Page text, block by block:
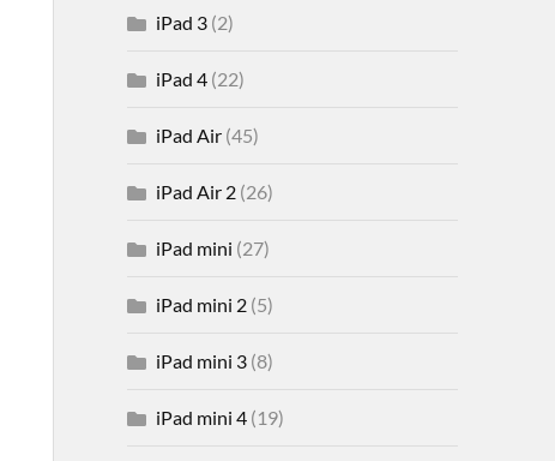
iPad 3(2)
iPad 4(22)
iPad Air(45)
iPad Air 2(26)
iPad mini (27)
iPad mini 2(5)
iPad mini 3(8)
iPad mini 4(19)